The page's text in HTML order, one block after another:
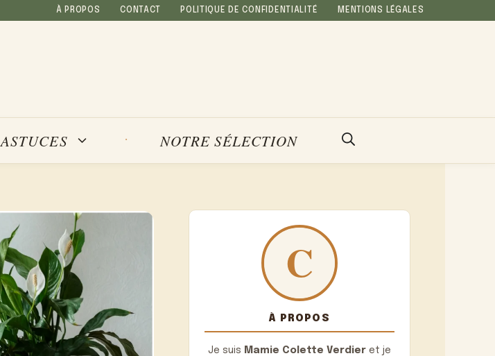
À PROPOS CONTACT POLITIQUE DE CONFIDENTIALITÉ MENTIONS LÉGALES
ASTUCES NOTRE SÉLECTION
À PROPOS
Je suis Mamie Colette Verdier et je